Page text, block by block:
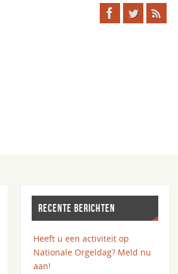
RECENTE BERICHTEN
Heeft u een activiteit op
Nationale Orgeldag? Meld nu
aan!